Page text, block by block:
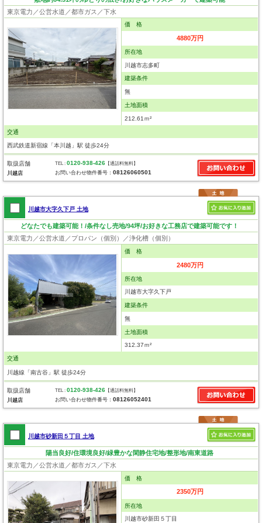
東京電力／公営水道／都市ガス／下水
価 格
4880万円
所在地
川越市志多町
建築条件
無
土地面積
212.61ｍ²
交通
西武鉄道新宿線「本川越」駅 徒歩24分
取扱店舗
川越店
TEL :0120-938-426 【通話料無料】
お問い合わせ物件番号：08126060501
川越市大字久下戸 土地
どなたでも建築可能！/条件なし売地/94坪/お好きな工務店で建築可能です！
東京電力／公営水道／プロパン（個別）／浄化槽（個別）
価 格
2480万円
所在地
川越市大字久下戸
建築条件
無
土地面積
312.37ｍ²
交通
川越線「南古谷」駅 徒歩24分
取扱店舗
川越店
TEL :0120-938-426 【通話料無料】
お問い合わせ物件番号：08126052401
川越市砂新田５丁目 土地
陽当良好/住環境良好/緑豊かな閑静住宅地/整形地/南東道路
東京電力／公営水道／都市ガス／下水
価 格
2350万円
所在地
川越市砂新田５丁目